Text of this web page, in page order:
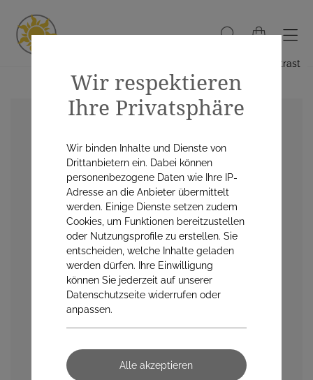
Hoher Kontrast
Wir respektieren
Ihre Privatsphäre
Wir binden Inhalte und Dienste von
Drittanbietern ein. Dabei können
personenbezogene Daten wie Ihre IP-
Adresse an die Anbieter übermittelt
werden. Einige Dienste setzen zudem
Cookies, um Funktionen bereitzustellen
oder Nutzungsprofile zu erstellen. Sie
entscheiden, welche Inhalte geladen
werden dürfen. Ihre Einwilligung
können Sie jederzeit auf unserer
Datenschutzseite widerrufen oder
anpassen.